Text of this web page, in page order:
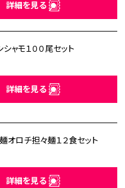
詳細を見る
ャモ１００尾セット
詳細を見る
オロチ担々麺１２食セット
詳細を見る